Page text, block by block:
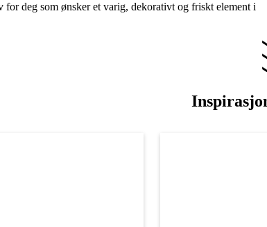
for deg som ønsker et varig, dekorativt og friskt element i